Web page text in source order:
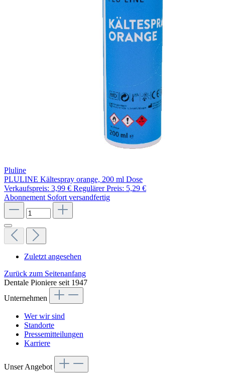
Pluline
PLULINE Kältespray orange, 200 ml Dose
Verkaufspreis: 3,99 € Regulärer Preis: 5,29 €
Abonnement Sofort versandfertig
Zuletzt angesehen
Zurück zum Seitenanfang
Dentale Pioniere seit 1947
Unternehmen
Wer wir sind
Standorte
Pressemitteilungen
Karriere
Unser Angebot